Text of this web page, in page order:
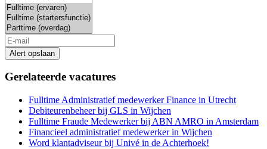
Alert opslaan
Gerelateerde vacatures
Fulltime Administratief medewerker Finance in Utrecht
Debiteurenbeheer bij GLS in Wijchen
Fulltime Fraude Medewerker bij ABN AMRO in Amsterdam
Financieel administratief medewerker in Wijchen
Word klantadviseur bij Univé in de Achterhoek!